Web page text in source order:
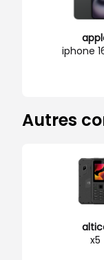
iphone
Autres
x5